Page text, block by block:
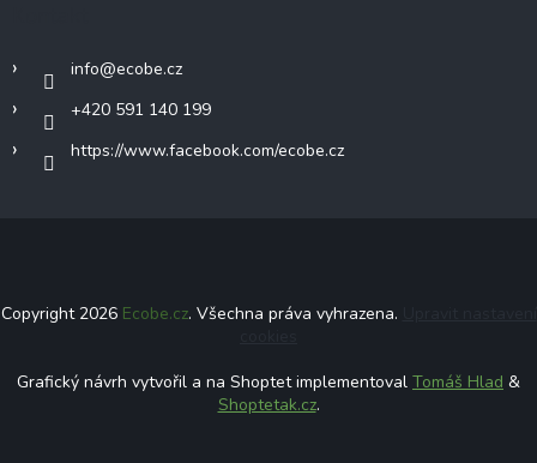
info@ecobe.cz
+420 591 140 199
https://www.facebook.com/ecobe.cz
Copyright 2026 Ecobe.cz. Všechna práva vyhrazena.
Grafický návrh vytvořil a na Shoptet implementoval Tomáš Hlad &
Shoptetak.cz.